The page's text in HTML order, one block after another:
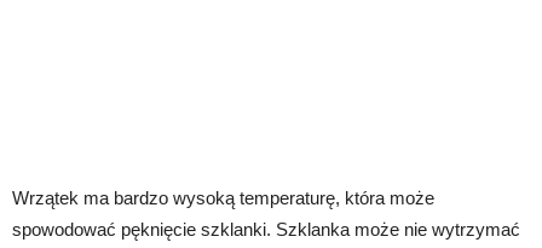
Wrzątek ma bardzo wysoką temperaturę, która może
spowodować pęknięcie szklanki. Szklanka może nie wytrzymać